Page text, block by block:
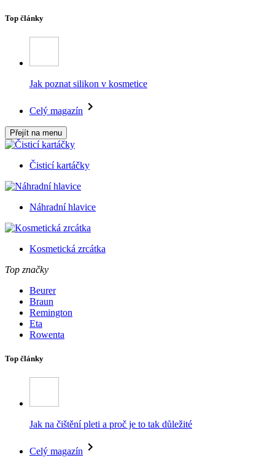
Top články
Jak poznat silikon v kosmetice
Celý magazín
Přejít na menu
Čisticí kartáčky
Náhradní hlavice
Kosmetická zrcátka
Top značky
Beurer
Braun
Remington
Eta
Rowenta
Top články
Jak na čištění pleti a proč je to tak důležité
Celý magazín